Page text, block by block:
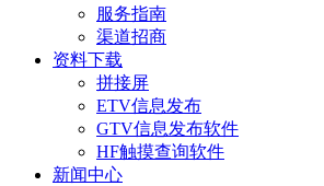
服务指南
渠道招商
资料下载
拼接屏
ETV信息发布
GTV信息发布软件
HF触摸查询软件
新闻中心